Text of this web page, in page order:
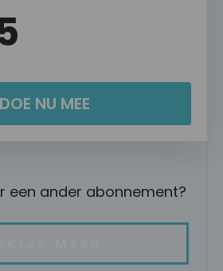
DOE NU MEE
een ander abonnement?